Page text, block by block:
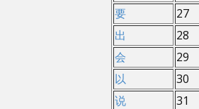
要
27
出
28
会
29
以
30
说
31